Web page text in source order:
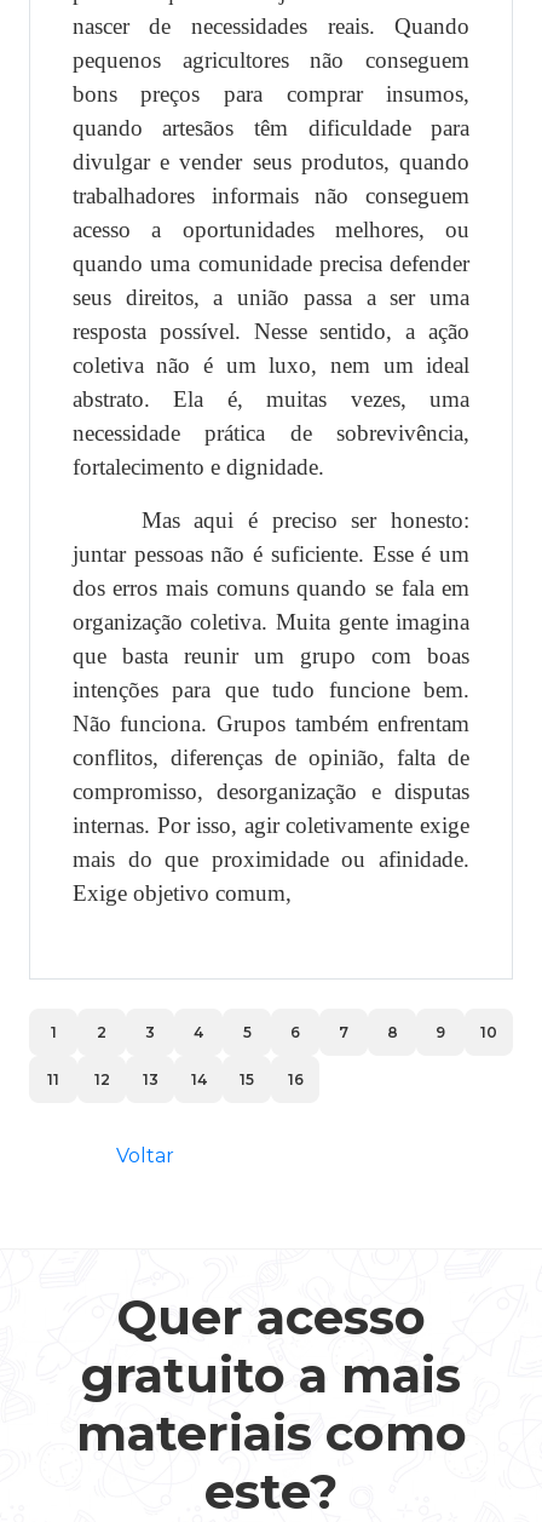
nascer de necessidades reais. Quando
pequenos agricultores não conseguem
bons preços para comprar insumos,
quando artesãos têm dificuldade para
divulgar e vender seus produtos, quando
trabalhadores informais não conseguem
acesso a oportunidades melhores, ou
quando uma comunidade precisa defender
seus direitos, a união passa a ser uma
resposta possível. Nesse sentido, a ação
coletiva não é um luxo, nem um ideal
abstrato. Ela é, muitas vezes, uma
necessidade prática de sobrevivência,
fortalecimento e dignidade.
Mas aqui é preciso ser honesto:
juntar pessoas não é suficiente. Esse é um
dos erros mais comuns quando se fala em
organização coletiva. Muita gente imagina
que basta reunir um grupo com boas
intenções para que tudo funcione bem.
Não funciona. Grupos também enfrentam
conflitos, diferenças de opinião, falta de
compromisso, desorganização e disputas
internas. Por isso, agir coletivamente exige
mais do que proximidade ou afinidade.
Exige objetivo comum,
1 2 3 4 5 6 7 8 9 10
11 12 13 14 15 16
Voltar
Quer acesso
gratuito a mais
materiais como
este?